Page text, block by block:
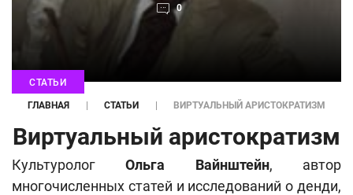
0
СТАТЬИ
ГЛАВНАЯ СТАТЬИ ВИРТУАЛЬНЫЙ АРИСТОКРАТИЗМ
Виртуальный аристократизм
КультурологОльга Вайнштейн, автор
многочисленных статей и исследований о денди,